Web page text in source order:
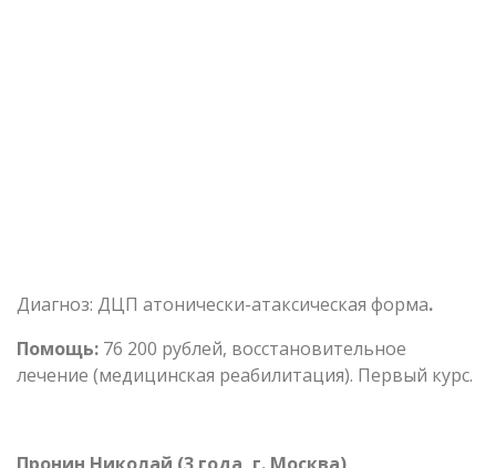
Диагноз: ДЦП атонически-атаксическая форма.
Помощь: 76 200 рублей, восстановительное
лечение (медицинская реабилитация). Первый курс.